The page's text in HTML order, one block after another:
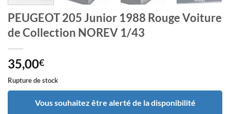
PEUGEOT 205 Junior 1988 Rouge Voiture
de Collection NOREV 1/43
35,00€
Rupture de stock
Vous souhaitez être alerté de la disponibilité